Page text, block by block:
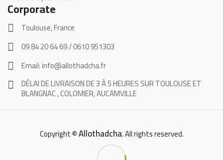
Corporate
Toulouse, France
09 84 20 64 69 / 0610 951303
Email: info@allothadcha.fr
DÉLAI DE LIVRAISON DE 3 À 5 HEURES SUR TOULOUSE ET
BLANGNAC , COLOMIER, AUCAMVILLE
Copyright ©Allothadcha. All rights reserved.